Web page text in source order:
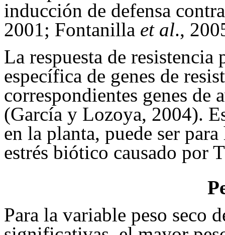
inducción de defensa
2001; Fontanilla et al.,
La respuesta de
específica de genes de
correspondientes genes
(García y Lozoya, 2004).
en la planta, puede ser
estrés biótico causado por
Para la variable peso seco